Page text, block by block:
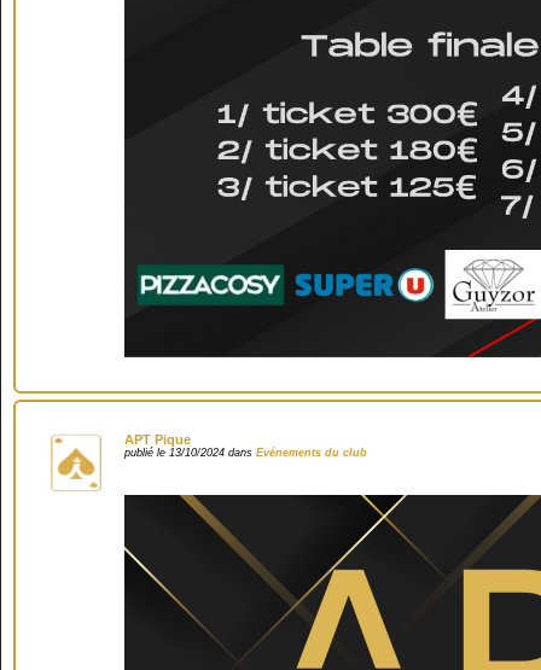
APT Pique
publié le 13/10/2024 dans Evénements du club